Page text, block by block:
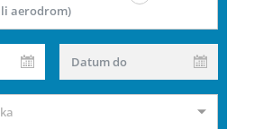
aerodrom)
Datum do